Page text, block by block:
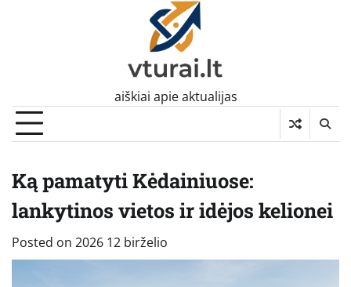
aiškiai apie aktualijas
Ką pamatyti Kėdainiuose:
lankytinos vietos ir idėjos kelionei
Posted on 2026 12 birželio